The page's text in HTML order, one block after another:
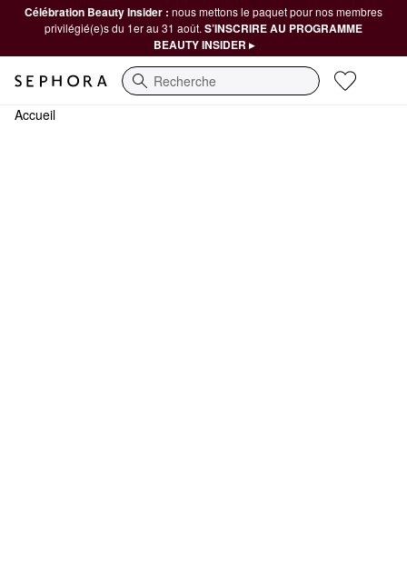
Célébration Beauty Insider : nous mettons le paquet pour nos membres
privilégié(e)s du 1er au 31 août. S’INSCRIRE AU PROGRAMME
BEAUTY INSIDER ▸
Recherche
Accueil